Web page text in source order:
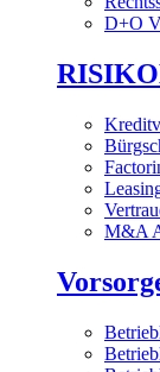
D+O
M&A